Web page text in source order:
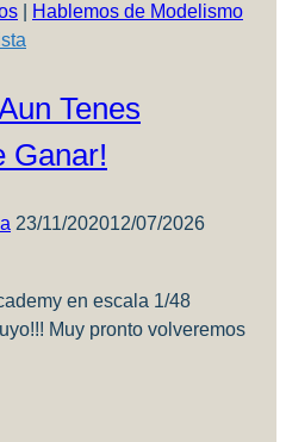
Hablemos de Modelismo
Tenes
Ganar!
23/11/202012/07/2026
en escala 1/48
Muy pronto volveremos